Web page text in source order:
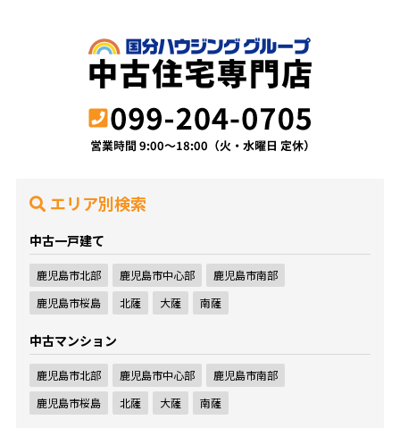
エリア別検索
中古一戸建て
鹿児島市北部 鹿児島市中心部
鹿児島市南部
鹿児島市桜島
北薩 大薩 南薩
中古マンション
鹿児島市北部 鹿児島市中心部
鹿児島市南部
鹿児島市桜島
北薩 大薩 南薩